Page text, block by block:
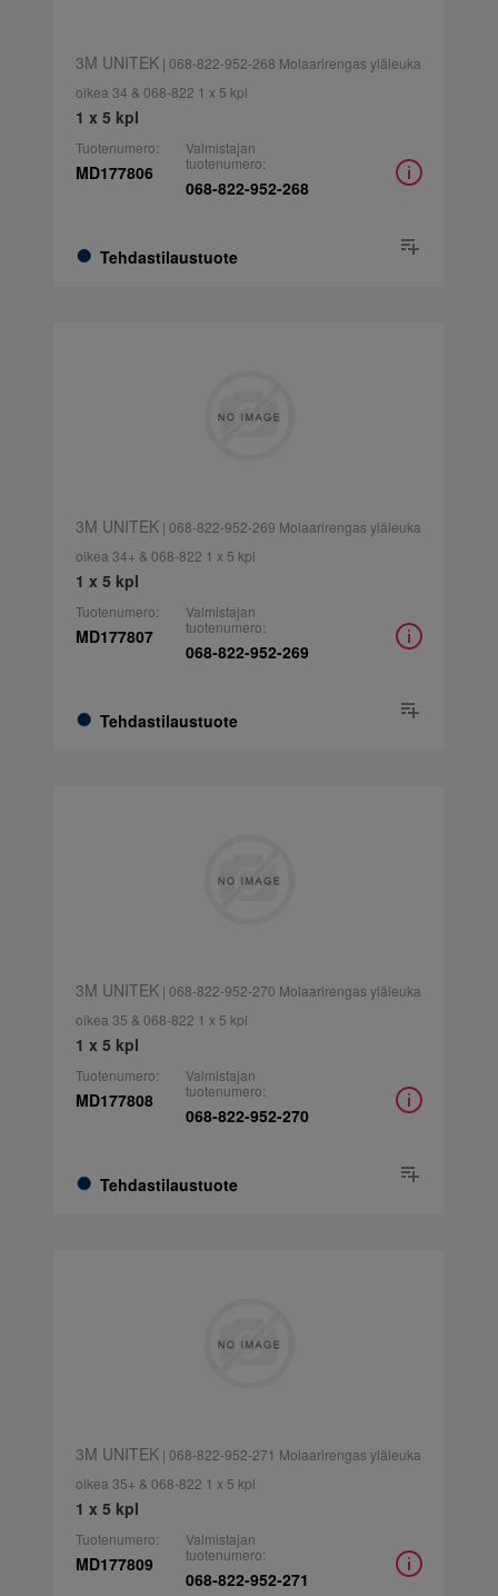
3M UNITEK| 068-822-952-268 Molaarirengas yläleuka
oikea 34 & 068-822 1 x 5 kpl
1 x 5 kpl
Tuotenumero:
MD177806
Tehdastilaustuote
Valmistajan
tuotenumero:
068-822-952-268
3M UNITEK| 068-822-952-269 Molaarirengas yläleuka
oikea 34+ & 068-822 1 x 5 kpl
1 x 5 kpl
Tuotenumero:
MD177807
Tehdastilaustuote
Valmistajan
tuotenumero:
068-822-952-269
3M UNITEK| 068-822-952-270 Molaarirengas yläleuka
oikea 35 & 068-822 1 x 5 kpl
1 x 5 kpl
Tuotenumero:
MD177808
Tehdastilaustuote
Valmistajan
tuotenumero:
068-822-952-270
3M UNITEK| 068-822-952-271 Molaarirengas yläleuka
oikea 35+ & 068-822 1 x 5 kpl
1 x 5 kpl
Tuotenumero:
MD177809
Valmistajan
tuotenumero:
068-822-952-271